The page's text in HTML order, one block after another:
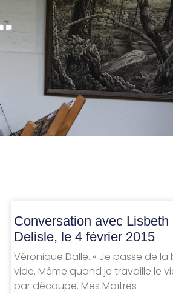
Conversation avec Lisbeth
Delisle, le 4 février 2015
Véronique Dalle. « Je passe de la
vide. Même quand je travaille le
par découpe. Mes Maîtres